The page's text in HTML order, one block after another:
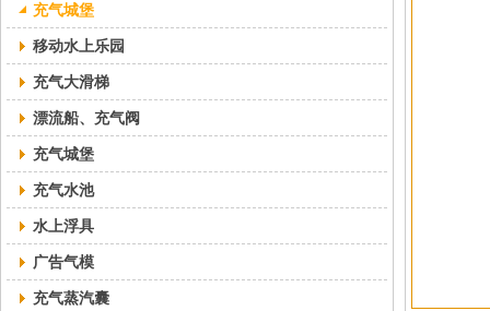
充气城堡
移动水上乐园
充气大滑梯
漂流船、充气阀
充气城堡
充气水池
水上浮具
广告气模
充气蒸汽囊